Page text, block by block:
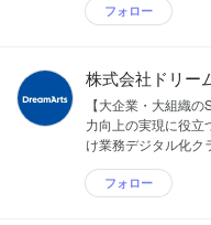
フォロー
株式会社ドリー
【大企業・大組織
力向上の実現に役
け業務デジタル化ク
フォロー